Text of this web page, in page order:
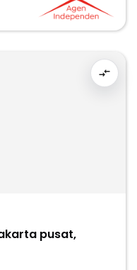
pusat,